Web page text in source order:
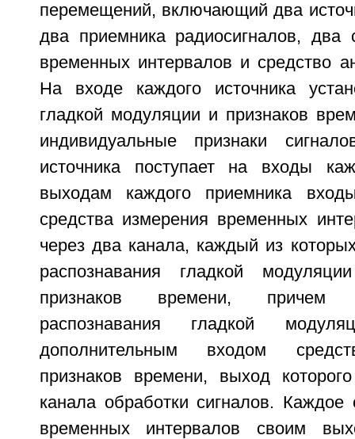
перемещений, включающий два
два приемника радиосигналов, два
временных интервалов и средство
На входе каждого источника
гладкой модуляции и признаков
индивидуальные признаки
источника поступает на входы
выходам каждого приемника
средства измерения временных
через два канала, каждый из
распознавания гладкой
признаков времени, причем
распознавания гладкой
дополнительным входом
признаков времени, выход
канала обработки сигналов. Каждое
временных интервалов своим